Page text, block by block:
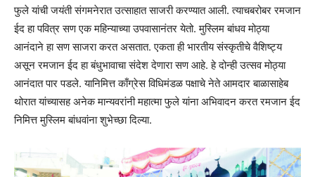
फुले यांची जयंती संगमनेरात उत्साहात साजरी करण्यात आली. त्याचबरोबर रमजान
ईद हा पवित्र सण एक महिन्याच्या उपवासानंतर येतो. मुस्लिम बांधव मोठ्या
आनंदाने हा सण साजरा करत असतात. एकता ही भारतीय संस्कृतीचे वैशिष्ट्य
असून रमजान ईद हा बंधुभावाचा संदेश देणारा सण आहे. हे दोन्ही उत्सव मोठ्या
आनंदात पार पडले. यानिमित्त काँग्रेस विधिमंडळ पक्षाचे नेते आमदार बाळासाहेब
थोरात यांच्यासह अनेक मान्यवरांनी महात्मा फुले यांना अभिवादन करत रमजान ईद
निमित्त मुस्लिम बांधवांना शुभेच्छा दिल्या.